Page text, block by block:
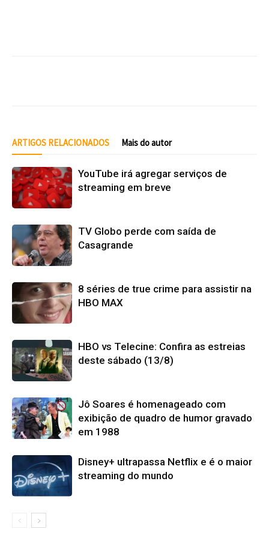
ARTIGOS RELACIONADOS Mais do autor
YouTube irá agregar serviços de
streaming em breve
TV Globo perde com saída de
Casagrande
8 séries de true crime para assistir na
HBO MAX
HBO vs Telecine: Confira as estreias
deste sábado (13/8)
Jô Soares é homenageado com
exibição de quadro de humor gravado
em 1988
Disney+ ultrapassa Netflix e é o maior
streaming do mundo